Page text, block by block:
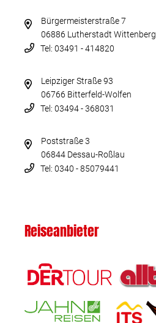
Bürgermeisterstraße 7
06886 Lutherstadt Wittenberg
Tel: 03491 - 414820
Leipziger Straße 93
06766 Bitterfeld-Wolfen
Tel: 03494 - 368031
Poststraße 3
06844 Dessau-Roßlau
Tel: 0340 - 85079441
Reiseanbieter